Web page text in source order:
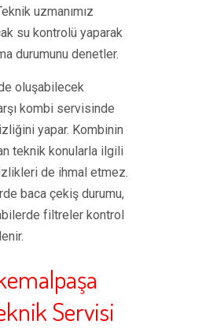
uzmanımız
su kontrolü yaparak
durumunu denetler.
oluşabilecek
kombi servisinde
yapar. Kombinin
teknik konularla ilgili
de ihmal etmez.
baca çekiş durumu,
filtreler kontrol
Servisi